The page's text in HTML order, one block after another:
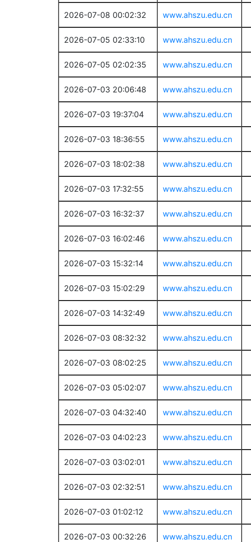
2026-07-08 00:02:32 www.ahszu.edu.cn
2026-07-05 02:33:10 www.ahszu.edu.cn
2026-07-05 02:02:35 www.ahszu.edu.cn
2026-07-03 20:06:48 www.ahszu.edu.cn
2026-07-03 19:37:04 www.ahszu.edu.cn
2026-07-03 18:36:55 www.ahszu.edu.cn
2026-07-03 18:02:38 www.ahszu.edu.cn
2026-07-03 17:32:55 www.ahszu.edu.cn
2026-07-03 16:32:37 www.ahszu.edu.cn
2026-07-03 16:02:46 www.ahszu.edu.cn
2026-07-03 15:32:14 www.ahszu.edu.cn
2026-07-03 15:02:29 www.ahszu.edu.cn
2026-07-03 14:32:49 www.ahszu.edu.cn
2026-07-03 08:32:32 www.ahszu.edu.cn
2026-07-03 08:02:25 www.ahszu.edu.cn
2026-07-03 05:02:07 www.ahszu.edu.cn
2026-07-03 04:32:40 www.ahszu.edu.cn
2026-07-03 04:02:23 www.ahszu.edu.cn
2026-07-03 03:02:01 www.ahszu.edu.cn
2026-07-03 02:32:51 www.ahszu.edu.cn
2026-07-03 01:02:12 www.ahszu.edu.cn
2026-07-03 00:32:26 www.ahszu.edu.cn